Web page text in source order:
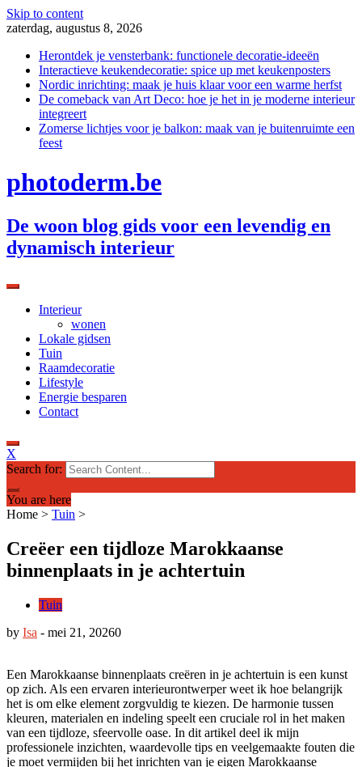
Skip to content
zaterdag, augustus 8, 2026
Herontdek je vensterbank: functionele decoratie-ideeën
Interactieve keukendecoratie: spice up met keukenposters
Nordic inrichting: maak je huis klaar voor een warme herfst
De comeback van Art Deco: hoe je het in je moderne interieur
integreert
Zomerse lichtjes voor je balkon: maak van je buitenruimte een
feest
photoderm.be
De woon blog gids voor een levendig en
dynamisch interieur
Interieur
wonen
Lokale gidsen
Tuin
Raamdecoratie
Lifestyle
Energie besparen
Contact
X
Search for:
You are here
Home > Tuin >
Creëer een tijdloze Marokkaanse
binnenplaats in je achtertuin
Tuin
by Isa - mei 21, 20260
Een Marokkaanse binnenplaats creëren in je achtertuin is een kunst
op zich. Als een ervaren interieurontwerper weet ik hoe belangrijk
het is om elke element zorgvuldig te kiezen. De harmonie tussen
kleuren, materialen en indeling speelt een cruciale rol in het maken
van een tijdloze, sfeervolle oase. In dit artikel deel ik mijn
professionele inzichten, waardevolle tips en veelgemaakte fouten die
je moet vermijden bij het inrichten van je eigen Marokkaanse